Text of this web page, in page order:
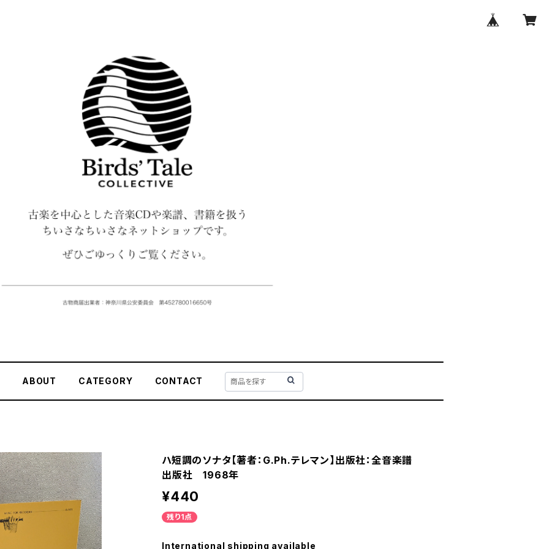
ABOUT CATEGORY CONTACT
ハ短調のソナタ【著者：G.Ph.テレマン】出版社：全音楽譜
出版社 1968年
¥440
残り1点
International shipping available